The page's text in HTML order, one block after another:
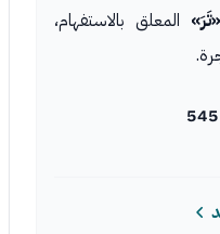
«تَرَ» المعلق بالاستفهام،